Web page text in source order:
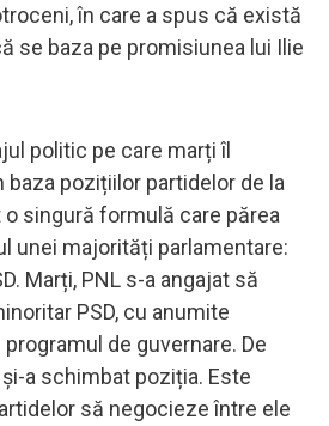
în care a spus că există
se baza pe promisiunea lui Ilie
politic pe care marți îl
baza pozițiilor partidelor de la
singură formulă care părea
unei majorități parlamentare:
Marți, PNL s-a angajat să
PSD, cu anumite
de guvernare. De
a schimbat poziția. Este
să negocieze între ele